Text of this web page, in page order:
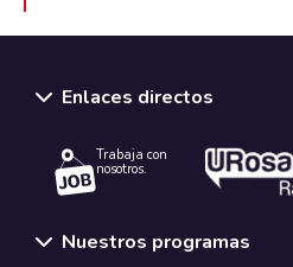
Enlaces directos
Trabaja con
nosotros.
Nuestros programas